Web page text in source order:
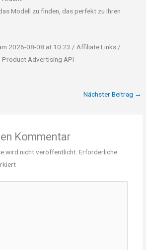
Modell zu finden, das perfekt zu Ihren
2026-08-08 at 10:23 / Affiliate Links /
Product Advertising API
Nächster Beitrag →
Kommentar
wird nicht veröffentlicht. Erforderliche